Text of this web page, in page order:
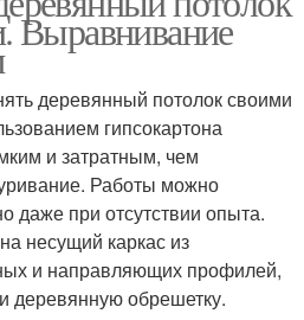
Выравнивание
деревянный потолок своими
гипсокартона
и затратным, чем
Работы можно
даже при отсутствии опыта.
несущий каркас из
и направляющих профилей,
деревянную обрешетку.